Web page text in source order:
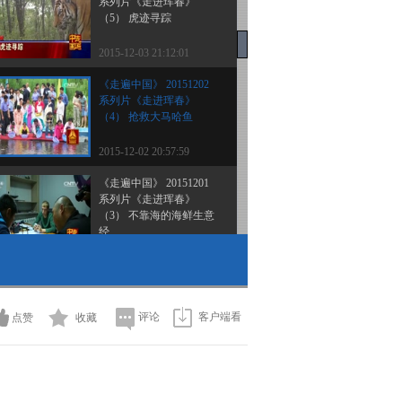
（5） 虎迹寻踪
2015-12-03 21:12:01
《走遍中国》 20151202
系列片《走进珲春》
（4） 抢救大马哈鱼
2015-12-02 20:57:59
《走遍中国》 20151201
系列片《走进珲春》
（3） 不靠海的海鲜生意
经
（2） 老有所养 珲春有新
2015-11-30 20:48:10
点赞 收藏 评论 客户端看